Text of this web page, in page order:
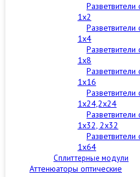
Разветвители
1x2
Разветвители
1x4
Разветвители
1x8
Разветвители
1x16
Разветвители
1x24,2x24
Разветвители
1x32, 2x32
Разветвители
1x64
Сплиттерные модули
Аттенюаторы оптические